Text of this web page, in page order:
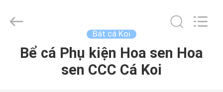
TRANG
aquaswan
water
Bát cá Koi
Bể cá Phụ kiện Hoa sen Hoa
sen CCC Cá Koi